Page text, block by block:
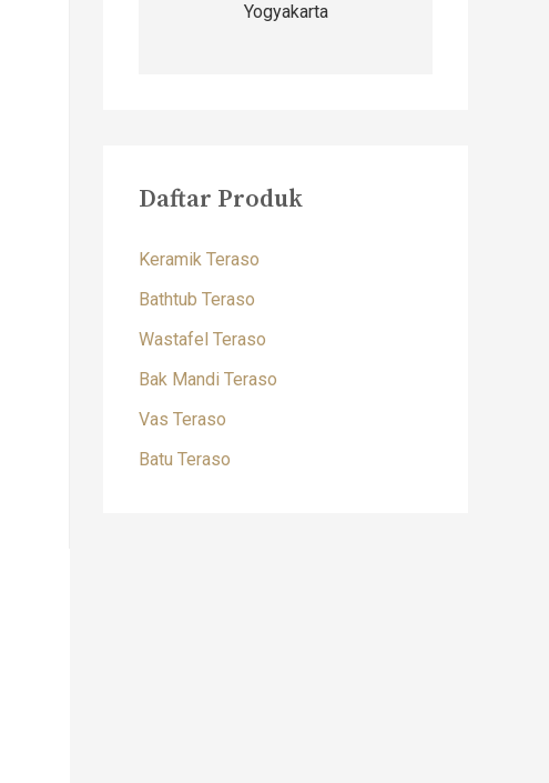
Yogyakarta
Daftar Produk
Keramik Teraso
Bathtub Teraso
Wastafel Teraso
Bak Mandi Teraso
Vas Teraso
Batu Teraso